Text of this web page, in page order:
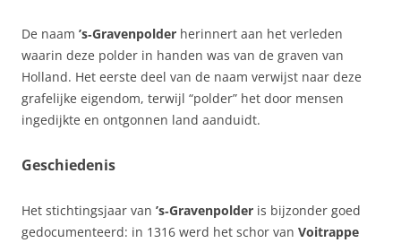
De naam ’s‑Gravenpolder herinnert aan het verleden
waarin deze polder in handen was van de graven van
Holland. Het eerste deel van de naam verwijst naar deze
grafelijke eigendom, terwijl “polder” het door mensen
ingedijkte en ontgonnen land aanduidt.
Geschiedenis
Het stichtingsjaar van ’s‑Gravenpolder is bijzonder goed
gedocumenteerd: in 1316 werd het schor van Voitrappe